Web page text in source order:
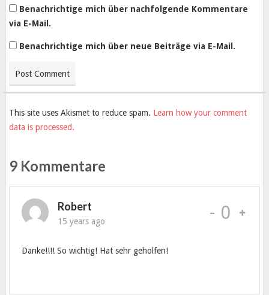
Benachrichtige mich über nachfolgende Kommentare
via E-Mail.
Benachrichtige mich über neue Beiträge via E-Mail.
This site uses Akismet to reduce spam. Learn how your comment
data is processed.
9 Kommentare
Robert
15 years ago - 0
Danke!!!! So wichtig! Hat sehr geholfen!